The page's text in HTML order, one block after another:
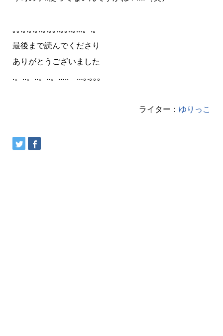
｡｡.｡.｡.｡..｡.｡｡..｡｡..｡…。‎.。
最後まで読んでくださり
ありがとうございました
.。..。..。..。….. …｡.｡｡｡
ライター： ゆりっこ